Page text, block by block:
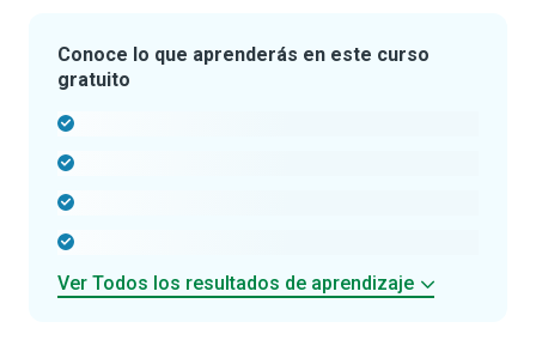
Conoce lo que aprenderás en este curso
gratuito
Ver Todos los resultados de aprendizaje